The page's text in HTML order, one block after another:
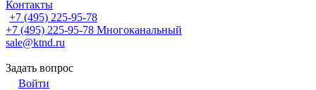
Контакты
+7 (495) 225-95-78
+7 (495) 225-95-78 Многоканальный
sale@ktnd.ru
Задать вопрос
Войти